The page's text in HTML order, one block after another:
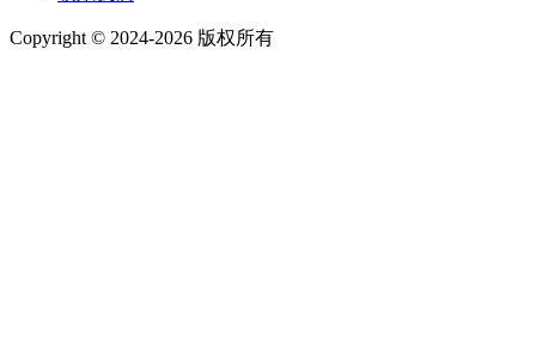
Copyright © 2024-2026 版权所有